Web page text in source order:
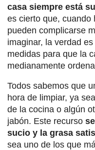
casa siempre está
es cierto que, cuando
pueden complicarse
imaginar, la verdad
medidas para que la
medianamente
Todos sabemos que
hora de limpiar, ya
de la cocina o algún
jabón. Este recurso
sucio y la grasa
sea uno de los que